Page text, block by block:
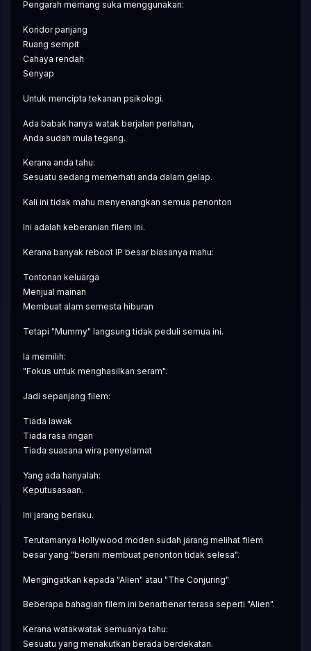
Pengarah memang suka menggunakan:
Koridor panjang
Ruang sempit
Cahaya rendah
Senyap
Untuk mencipta tekanan psikologi.
Ada babak hanya watak berjalan perlahan,
Anda sudah mula tegang.
Kerana anda tahu:
Sesuatu sedang memerhati anda dalam gelap.
Kali ini tidak mahu menyenangkan semua penonton
Ini adalah keberanian filem ini.
Kerana banyak reboot IP besar biasanya mahu:
Tontonan keluarga
Menjual mainan
Membuat alam semesta hiburan
Tetapi "Mummy" langsung tidak peduli semua ini.
Ia memilih:
"Fokus untuk menghasilkan seram".
Jadi sepanjang filem:
Tiada lawak
Tiada rasa ringan
Tiada suasana wira penyelamat
Yang ada hanyalah:
Keputusasaan.
Ini jarang berlaku.
Terutamanya Hollywood moden sudah jarang melihat filem
besar yang "berani membuat penonton tidak selesa".
Mengingatkan kepada "Alien" atau "The Conjuring"
Beberapa bahagian filem ini benarbenar terasa seperti "Alien".
Kerana watakwatak semuanya tahu:
Sesuatu yang menakutkan berada berdekatan.